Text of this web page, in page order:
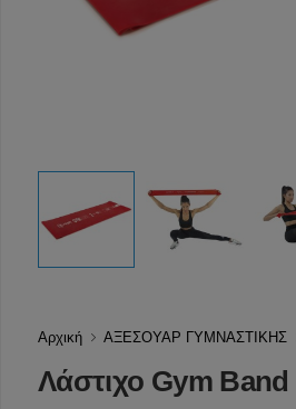
Αρχική ΑΞΕΣΟΥΑΡ ΓΥΜΝΑΣΤΙΚΗΣ
Λάστιχο Gym